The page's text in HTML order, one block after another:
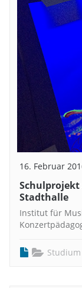
16. Februar
Schulprojekt
Stadthalle
Institut für